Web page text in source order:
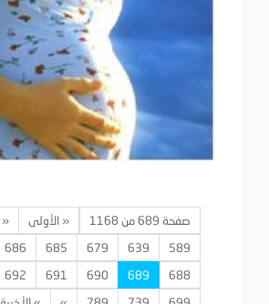
صفحة 689 من 1168 « الأولى «
589
639
679
685
686
688
689
690
691
692